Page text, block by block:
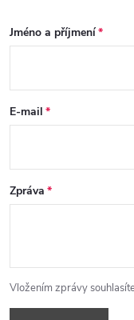
á
a
c
í
p
v
k
Jméno a příjmení
E-mail
Zpráva
Vložením zprávy